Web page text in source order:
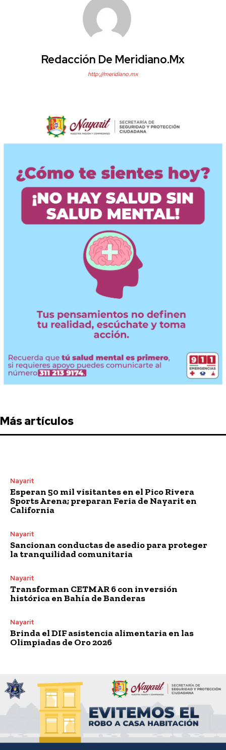
Redacción De Meridiano.mx
http://meridiano.mx
Más artículos
Nayarit
Esperan 50 mil visitantes en el Pico Rivera
Sports Arena; preparan Feria de Nayarit en
California
Nayarit
Sancionan conductas de asedio para proteger
la tranquilidad comunitaria
Nayarit
Transforman CETMAR 6 con inversión
histórica en Bahía de Banderas
Nayarit
Brinda el DIF asistencia alimentaria en las
Olimpiadas de Oro 2026